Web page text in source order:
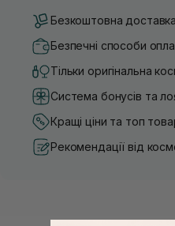
Безкоштовна
Безпечні способи
Тільки оригінальна
Система бонусів та
Кращі ціни та топ
Рекомендації від